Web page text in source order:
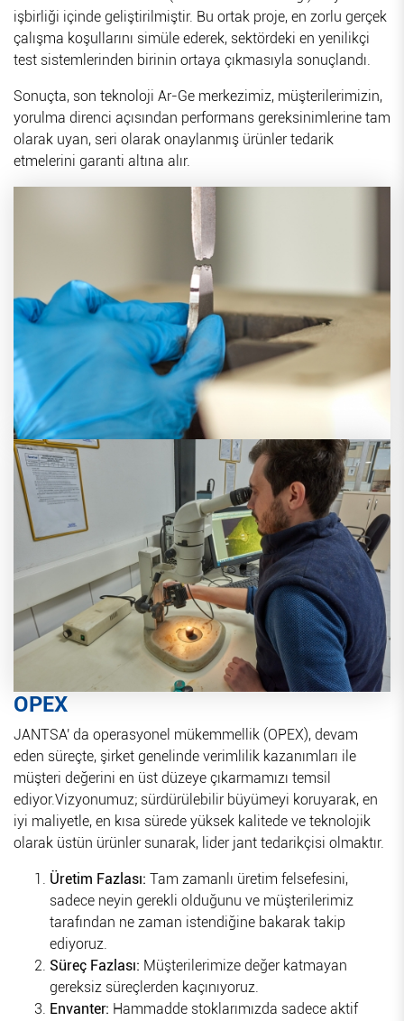
işbirliği içinde geliştirilmiştir. Bu ortak proje, en zorlu gerçek
çalışma koşullarını simüle ederek, sektördeki en yenilikçi
test sistemlerinden birinin ortaya çıkmasıyla sonuçlandı.
Sonuçta, son teknoloji Ar-Ge merkezimiz, müşterilerimizin,
yorulma direnci açısından performans gereksinimlerine tam
olarak uyan, seri olarak onaylanmış ürünler tedarik
etmelerini garanti altına alır.
OPEX
JANTSA' da operasyonel mükemmellik (OPEX), devam
eden süreçte, şirket genelinde verimlilik kazanımları ile
müşteri değerini en üst düzeye çıkarmamızı temsil
ediyor.Vizyonumuz; sürdürülebilir büyümeyi koruyarak, en
iyi maliyetle, en kısa sürede yüksek kalitede ve teknolojik
olarak üstün ürünler sunarak, lider jant tedarikçisi olmaktır.
Üretim Fazlası: Tam zamanlı üretim felsefesini,
sadece neyin gerekli olduğunu ve müşterilerimiz
tarafından ne zaman istendiğine bakarak takip
ediyoruz.
Süreç Fazlası: Müşterilerimize değer katmayan
gereksiz süreçlerden kaçınıyoruz.
Envanter: Hammadde stoklarımızda sadece aktif